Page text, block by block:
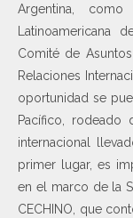
Argentina,
Comité de
Relaciones
oportunidad se
Pacífico, rodeado
internacional
primer lugar, es
en el marco de la
CECHINO, que